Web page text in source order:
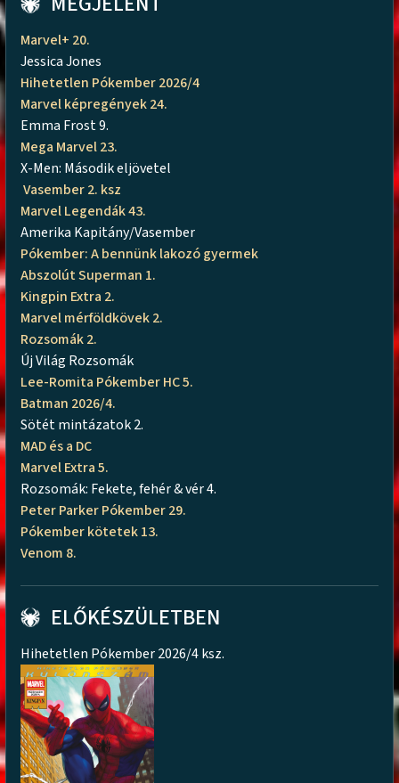
Marvel+ 20.
Jessica Jones
Hihetetlen Pókember 2026/4
Marvel képregények 24.
Emma Frost 9.
Mega Marvel 23.
X-Men: Második eljövetel
Vasember 2. ksz
Marvel Legendák 43.
Amerika Kapitány/Vasember
Pókember: A bennünk lakozó gyermek
Abszolút Superman 1.
Kingpin Extra 2.
Marvel mérföldkövek 2.
Rozsomák 2.
Új Világ Rozsomák
Lee-Romita Pókember HC 5.
Batman 2026/4.
Sötét mintázatok 2.
MAD és a DC
Marvel Extra 5.
Rozsomák: Fekete, fehér & vér 4.
Peter Parker Pókember 29.
Pókember kötetek 13.
Venom 8.
ELŐKÉSZÜLETBEN
Hihetetlen Pókember 2026/4 ksz.